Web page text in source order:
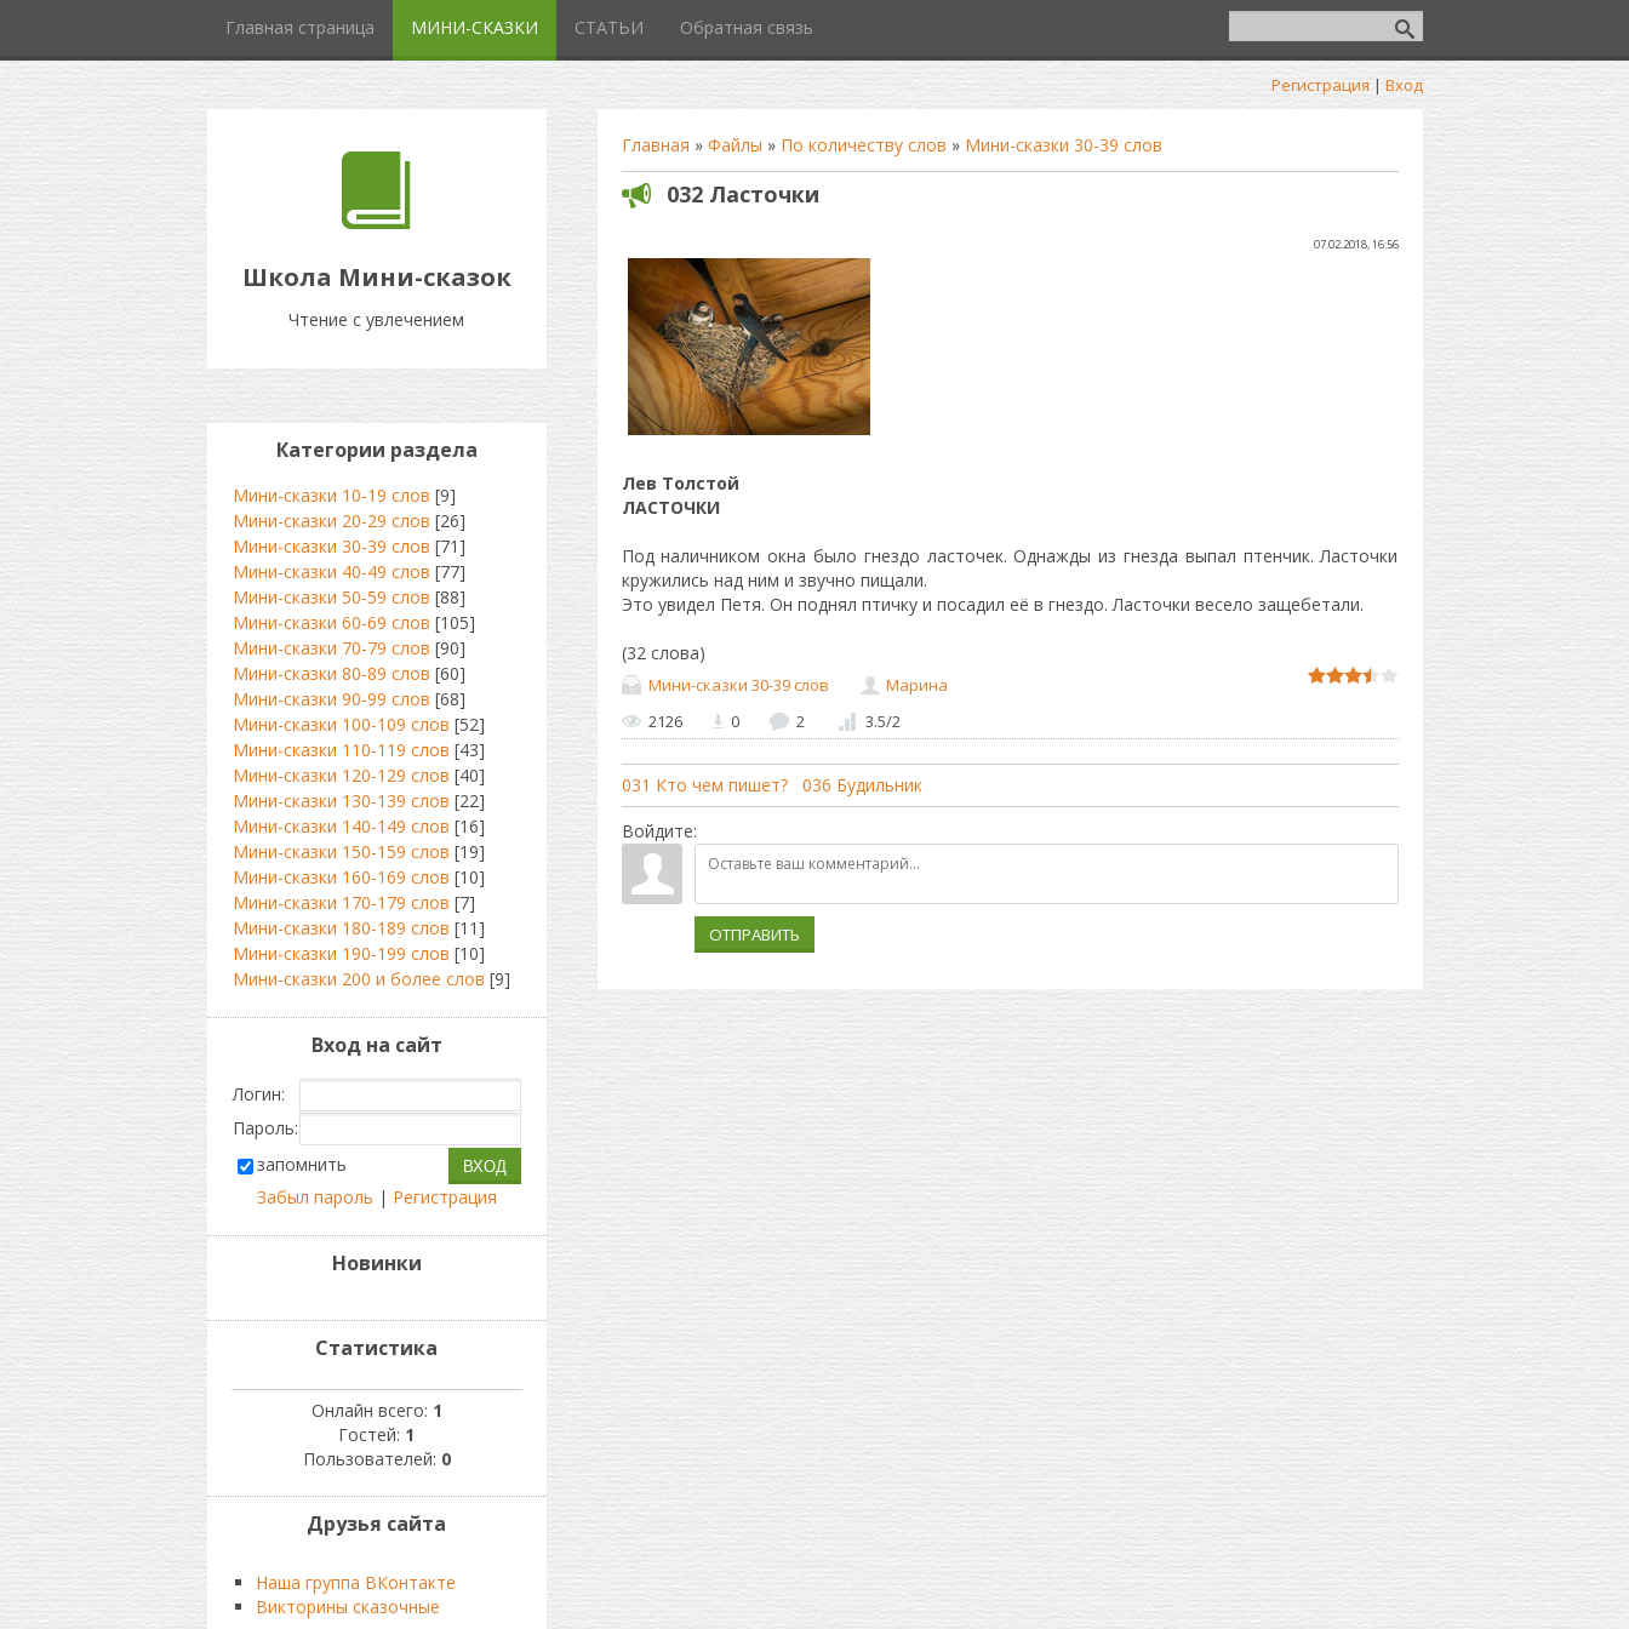
Главная страница МИНИ-СКАЗКИ СТАТЬИ Обратная связь
Регистрация | Вход
Школа Мини-сказок
Чтение с увлечением
Главная » Файлы » По количеству слов » Мини-сказки 30-39 слов
032 Ласточки
07.02.2018, 16:56
Лев Толстой
ЛАСТОЧКИ
Под наличником окна было гнездо ласточек. Однажды из гнезда выпал птенчик. Ласточки
кружились над ним и звучно пищали.
Это увидел Петя. Он поднял птичку и посадил её в гнездо. Ласточки весело защебетали.
(32 слова)
Мини-сказки 30-39 слов
Марина
2126
0 2 3.5/2
031 Кто чем пишет?
036 Будильник
Войдите:
ОТПРАВИТЬ
Категории раздела
Мини-сказки 10-19 слов [9]
Мини-сказки 20-29 слов [26]
Мини-сказки 30-39 слов [71]
Мини-сказки 40-49 слов [77]
Мини-сказки 50-59 слов [88]
Мини-сказки 60-69 слов [105]
Мини-сказки 70-79 слов [90]
Мини-сказки 80-89 слов [60]
Мини-сказки 90-99 слов [68]
Мини-сказки 100-109 слов [52]
Мини-сказки 110-119 слов [43]
Мини-сказки 120-129 слов [40]
Мини-сказки 130-139 слов [22]
Мини-сказки 140-149 слов [16]
Мини-сказки 150-159 слов [19]
Мини-сказки 160-169 слов [10]
Мини-сказки 170-179 слов [7]
Мини-сказки 180-189 слов [11]
Мини-сказки 190-199 слов [10]
Мини-сказки 200 и более слов [9]
Вход на сайт
Логин:
Пароль:
запомнить
Забыл пароль | Регистрация
Новинки
Статистика
Онлайн всего: 1
Гостей: 1
Пользователей: 0
Друзья сайта
Наша группа ВКонтакте
Викторины сказочные